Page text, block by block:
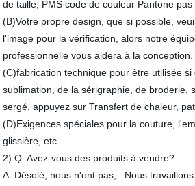
de taille, PMS code de couleur Pantone pas
(B)Votre propre design, que si possible,
l'image pour la vérification, alors notre
professionnelle vous aidera à la conception.
(C)fabrication technique pour être utilisée si
sublimation, de la sérigraphie, de broderie,
sergé, appuyez sur Transfert de chaleur,
(D)Exigences spéciales pour la couture,
glissière, etc.
2) Q: Avez-vous des produits à vendre?
A: Désolé, nous n'ont pas, Nous travaillons